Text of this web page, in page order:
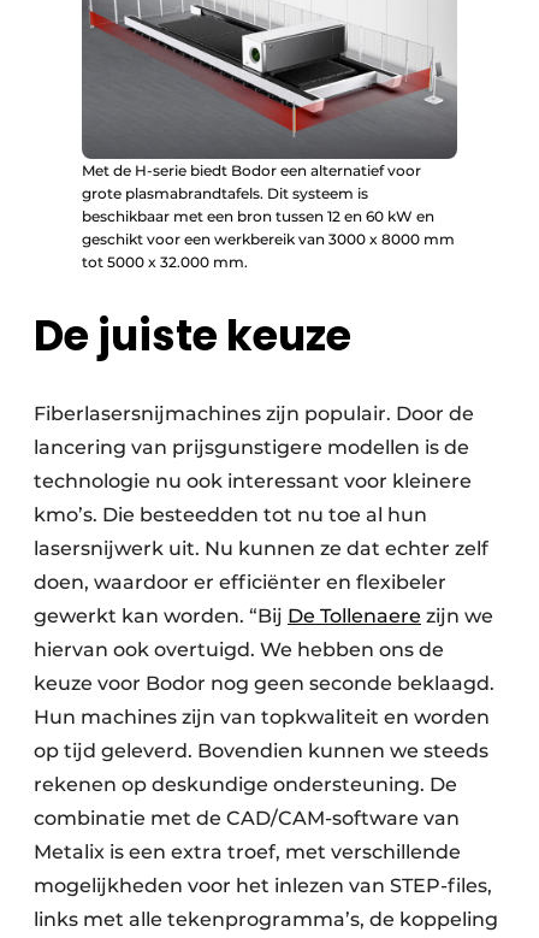
Met de H-serie biedt Bodor een alternatief voor
grote plasmabrandtafels. Dit systeem is
beschikbaar met een bron tussen 12 en 60 kW en
geschikt voor een werkbereik van 3000 x 8000 mm
tot 5000 x 32.000 mm.
De juiste keuze
Fiberlasersnijmachines zijn populair. Door de
lancering van prijsgunstigere modellen is de
technologie nu ook interessant voor kleinere
kmo’s. Die besteedden tot nu toe al hun
lasersnijwerk uit. Nu kunnen ze dat echter zelf
doen, waardoor er efficiënter en flexibeler
gewerkt kan worden. “Bij De Tollenaere zijn we
hiervan ook overtuigd. We hebben ons de
keuze voor Bodor nog geen seconde beklaagd.
Hun machines zijn van topkwaliteit en worden
op tijd geleverd. Bovendien kunnen we steeds
rekenen op deskundige ondersteuning. De
combinatie met de CAD/CAM-software van
Metalix is een extra troef, met verschillende
mogelijkheden voor het inlezen van STEP-files,
links met alle tekenprogramma’s, de koppeling